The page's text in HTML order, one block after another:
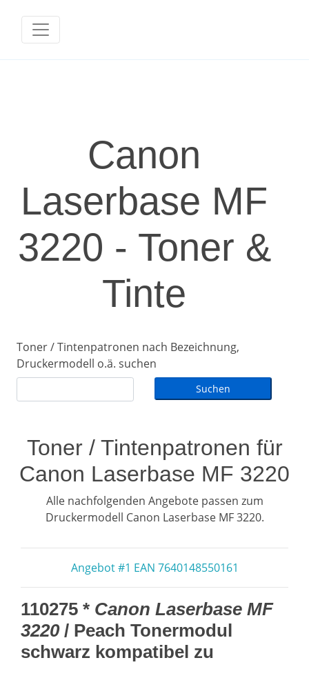
Canon
Laserbase MF
3220 - Toner &
Tinte
Toner / Tintenpatronen nach Bezeichnung,
Druckermodell o.ä. suchen
Toner / Tintenpatronen für
Canon Laserbase MF 3220
Alle nachfolgenden Angebote passen zum
Druckermodell Canon Laserbase MF 3220.
Angebot #1 EAN 7640148550161
110275 * Canon Laserbase MF
3220/ Peach Tonermodul
schwarz kompatibel zu